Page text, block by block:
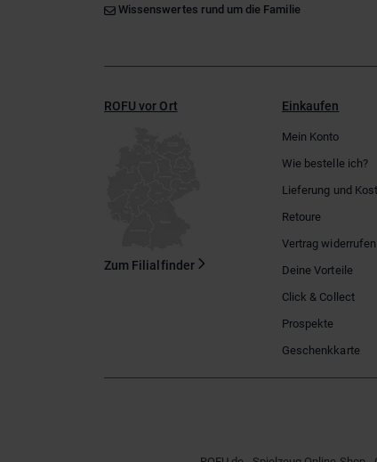
Wissenswertes rund um die Familie
ROFU vor Ort
Zum Filialfinder
Einkaufen
Mein Konto
Wie bestelle ich?
Lieferung und
Retoure
Vertrag widerrufen
Deine Vorteile
Click & Collect
Prospekte
Geschenkkarte